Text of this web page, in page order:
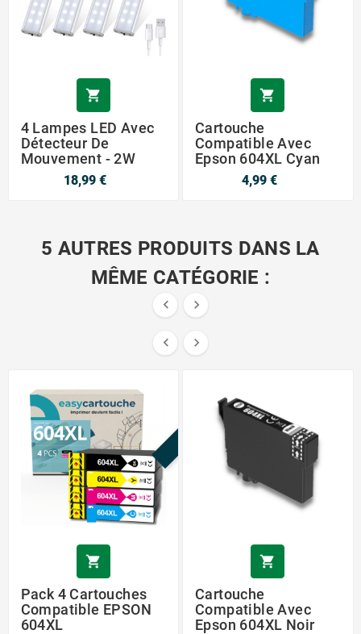

4 Lampes LED Avec
Détecteur De
Mouvement - 2W
18,99 €

Cartouche
Compatible Avec
Epson 604XL Cyan
4,99 €
5 AUTRES PRODUITS DANS LA
MÊME CATÉGORIE :
 
 
PROMO !

Pack 4 Cartouches
Compatible EPSON
604XL

Cartouche
Compatible Avec
Epson 604XL Noir